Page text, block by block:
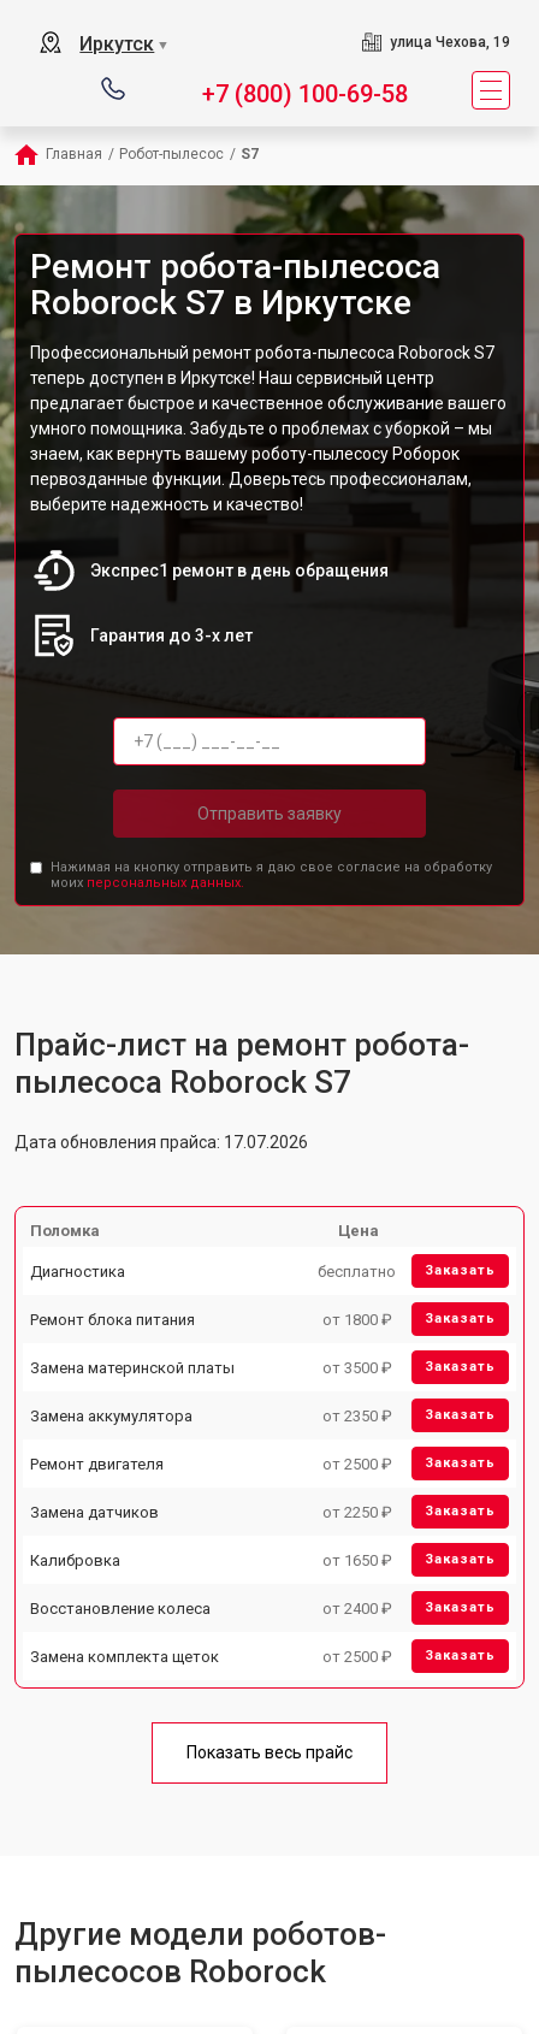
Иркутск ▼ улица Чехова, 19
+7 (800) 100-69-58
Главная / Робот-пылесос / S7
Ремонт робота-пылесоса
Roborock S7 в Иркутске
Профессиональный ремонт робота-пылесоса Roborock S7
теперь доступен в Иркутске! Наш сервисный центр
предлагает быстрое и качественное обслуживание вашего
умного помощника. Забудьте о проблемах с уборкой – мы
знаем, как вернуть вашему роботу-пылесосу Роборок
первозданные функции. Доверьтесь профессионалам,
выберите надежность и качество!
Экспрес1 ремонт в день обращения
Гарантия до 3-х лет
Отправить заявку
Нажимая на кнопку отправить я даю свое согласие на обработку
моих персональных данных.
Прайс-лист на ремонт робота-
пылесоса Roborock S7
Дата обновления прайса: 17.07.2026
Поломка Цена
Диагностика бесплатно Заказать
Ремонт блока питания от 1800 ₽ Заказать
Замена материнской платы от 3500 ₽ Заказать
Замена аккумулятора от 2350 ₽ Заказать
Ремонт двигателя от 2500 ₽ Заказать
Замена датчиков от 2250 ₽ Заказать
Калибровка от 1650 ₽ Заказать
Восстановление колеса от 2400 ₽ Заказать
Замена комплекта щеток от 2500 ₽ Заказать
Показать весь прайс
Другие модели роботов-
пылесосов Roborock